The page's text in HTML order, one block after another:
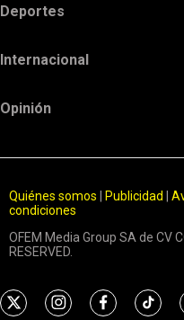
Deportes
Internacional
Opinión
Quiénes somos Publicidad
condiciones
OFEM Media Group SA de CV
RESERVED.
t i f t